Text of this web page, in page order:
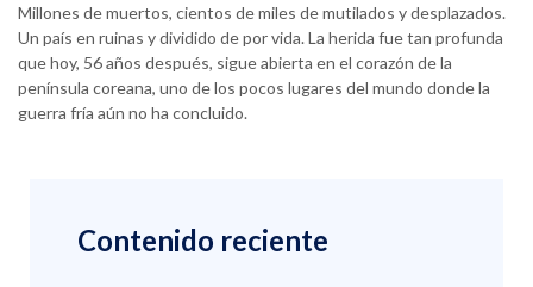
Millones de muertos, cientos de miles de mutilados y desplazados.
Un país en ruinas y dividido de por vida. La herida fue tan profunda
que hoy, 56 años después, sigue abierta en el corazón de la
península coreana, uno de los pocos lugares del mundo donde la
guerra fría aún no ha concluido.
Contenido reciente